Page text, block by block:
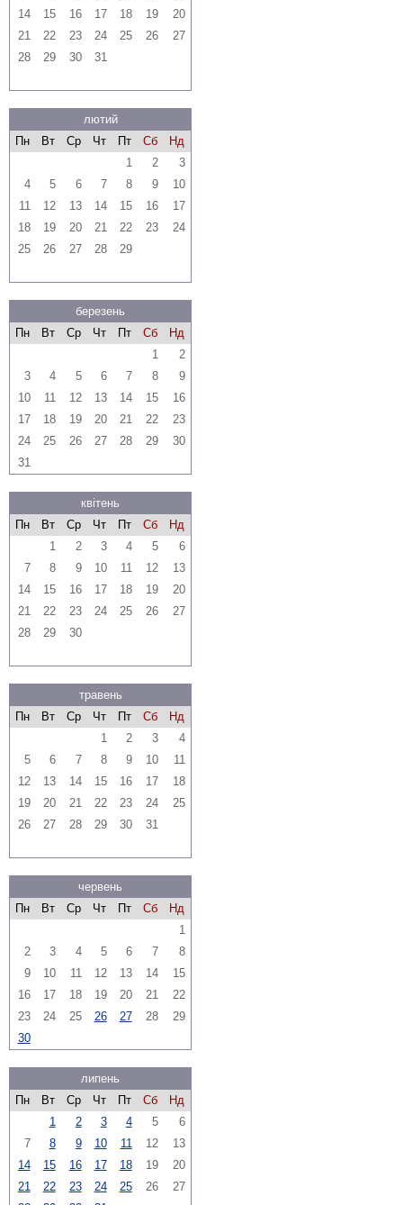
14
15 16 17 18 19
20
21
22 23 24 25 26
27
28
29 30 31
лютий
Пн
Вт Ср Чт Пт Сб
Нд
1
2
3
4
5 6 7 8 9
10
11
12 13 14 15 16
17
18
19 20 21 22 23
24
25
26 27 28 29
березень
Пн
Вт Ср Чт Пт Сб
Нд
1
2
3
4 5 6 7 8
9
10
11 12 13 14 15
16
17
18 19 20 21 22
23
24
25 26 27 28 29
30
31
квітень
Пн
Вт Ср Чт Пт Сб
Нд
1
2 3 4 5
6
7
8 9 10 11 12
13
14
15 16 17 18 19
20
21
22 23 24 25 26
27
28
29 30
травень
Пн
Вт Ср Чт Пт Сб
Нд
1
2 3
4
5
6 7 8 9 10
11
12
13 14 15 16 17
18
19
20 21 22 23 24
25
26
27 28 29 30 31
червень
Пн
Вт Ср Чт Пт Сб
Нд
1
2
3 4 5 6 7
8
9
10 11 12 13 14
15
16
17 18 19 20 21
22
23
24 25 26 27 28
29
30
липень
Пн
Вт Ср Чт Пт Сб
Нд
1
2 3 4 5
6
7
8 9 10 11 12
13
14
15 16 17 18 19
20
21
22 23 24 25 26
27